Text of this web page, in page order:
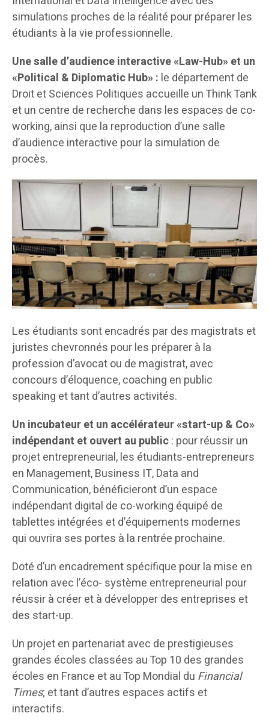
simulations proches de la réalité pour préparer les
étudiants à la vie professionnelle.
Une salle d’audience interactive «Law-Hub» et un
«Political & Diplomatic Hub» : le département de
Droit et Sciences Politiques accueille un Think Tank
et un centre de recherche dans les espaces de co-
working, ainsi que la reproduction d’une salle
d’audience interactive pour la simulation de
procès.
Les étudiants sont encadrés par des magistrats et
juristes chevronnés pour les préparer à la
profession d’avocat ou de magistrat, avec
concours d’éloquence, coaching en public
speaking et tant d’autres activités.
Un incubateur et un accélérateur «start-up & Co»
indépendant et ouvert au public: pour réussir un
projet entrepreneurial, les étudiants-entrepreneurs
en Management, Business IT, Data and
Communication, bénéficieront d’un espace
indépendant digital de co-working équipé de
tablettes intégrées et d’équipements modernes
qui ouvrira ses portes à la rentrée prochaine.
Doté d’un encadrement spécifique pour la mise en
relation avec l’éco- système entrepreneurial pour
réussir à créer et à développer des entreprises et
des start-up.
Un projet en partenariat avec de prestigieuses
grandes écoles classées au Top 10 des grandes
écoles en France et au Top Mondial du Financial
Times; et tant d’autres espaces actifs et
interactifs.